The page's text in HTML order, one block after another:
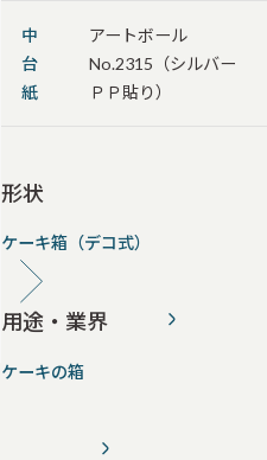
中
台
紙
アートボール
No.2315（シルバー
ＰＰ貼り）
形状
ケーキ箱（デコ式）
用途・業界
ケーキの箱